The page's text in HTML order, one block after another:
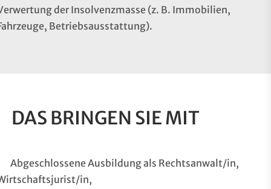
der Insolvenzmasse (z. B. Immobilien,
Betriebsausstattung).
DAS BRINGEN SIE MIT
Abgeschlossene Ausbildung als Rechtsanwalt/in,
in,